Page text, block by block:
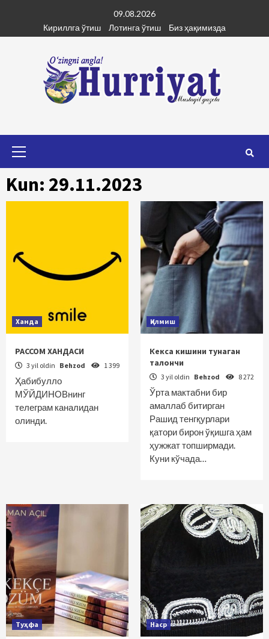
content
09.08.2026
Кириллга ўтиш
Лотинга ўтиш Биз ҳақимизда
Kun: 29.11.2023
Ханда
РАССОМ ХАНДАСИ
3 yil oldin Behzod 1 399
Ҳабибулло
МЎЙДИНОВнинг
телеграм каналидан
олинди.
Қилмиш
Кекса кишини тунаган
талончи
3 yil oldin Behzod 8 272
Ўрта мактабни бир
амаллаб битирган
Рашид тенгқурлари
қатори бирон ўқишга ҳам
ҳужжат топширмади.
Куни кўчада…
Туҳфа Наср